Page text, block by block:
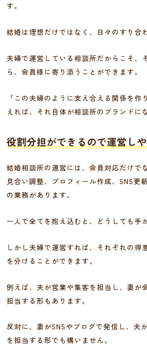
す。
結婚は理想だけではなく、日々のすり合
夫婦で運営している相談所だからこそ、
ら、会員様に寄り添うことができます。
「この夫婦のように支え合える関係を作
えれば、それ自体が相談所のブランドに
役割分担ができるので運営し
結婚相談所の運営には、会員対応だけで
見合い調整、プロフィール作成、SNS更
の業務があります。
一人で全てを抱え込むと、どうしても手
しかし夫婦で運営すれば、それぞれの得
を分けることができます。
例えば、夫が営業や集客を担当し、妻が
担当する形もあります。
反対に、妻がSNSやブログで発信し、夫
を担当する形でも構いません。